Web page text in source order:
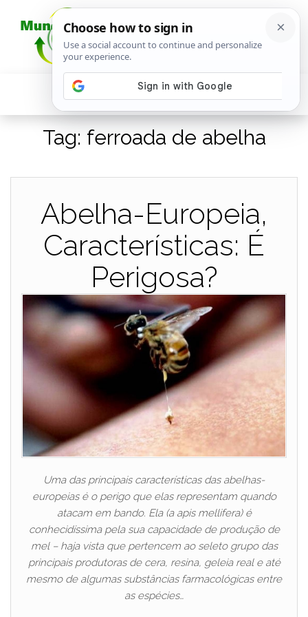
Tag: ferroada de abelha
Abelha-Europeia,
Características: É
Perigosa?
Uma das principais características das abelhas-
europeias é o perigo que elas representam quando
atacam em bando. Ela (a apis mellifera) é
conhecidíssima pela sua capacidade de produção de
mel – haja vista que pertencem ao seleto grupo das
principais produtoras de cera, resina, geleia real e até
mesmo de algumas substâncias farmacológicas entre
as espécies…